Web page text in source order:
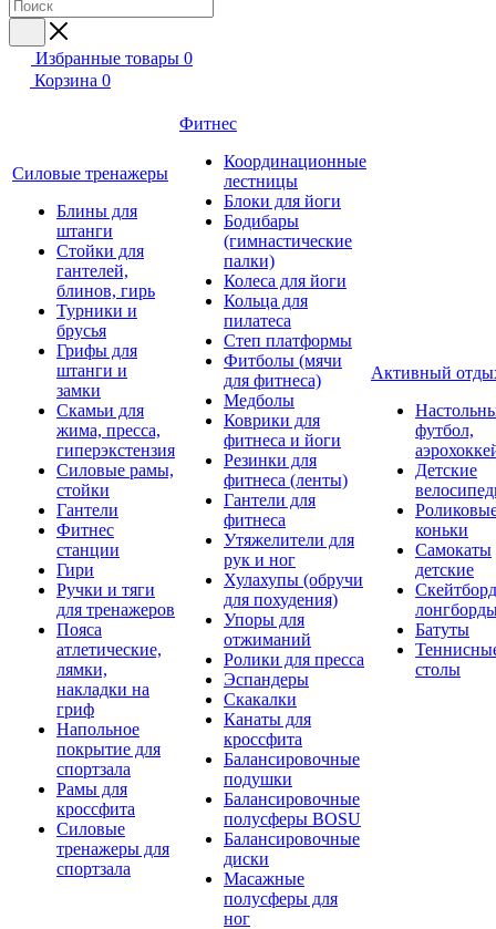
Избранные товары 0
Корзина 0
Силовые тренажеры
Блины для
штанги
Стойки для
гантелей,
блинов, гирь
Турники и
брусья
Грифы для
штанги и
замки
Скамьи для
жима, пресса,
гиперэкстензия
Силовые рамы,
стойки
Гантели
Фитнес
станции
Гири
Ручки и тяги
для тренажеров
Пояса
атлетические,
лямки,
накладки на
гриф
Напольное
покрытие для
спортзала
Рамы для
кроссфита
Силовые
тренажеры для
спортзала
Фитнес
Координационные
лестницы
Блоки для йоги
Бодибары
(гимнастические
палки)
Колеса для йоги
Кольца для
пилатеса
Степ платформы
Фитболы (мячи
для фитнеса)
Медболы
Коврики для
фитнеса и йоги
Резинки для
фитнеса (ленты)
Гантели для
фитнеса
Утяжелители для
рук и ног
Хулахупы (обручи
для похудения)
Упоры для
отжиманий
Ролики для пресса
Эспандеры
Скакалки
Канаты для
кроссфита
Балансировочные
подушки
Балансировочные
полусферы BOSU
Балансировочные
диски
Масажные
полусферы для
ног
Активный
футбол,
Детские
коньки
Самокаты
детские
Батуты
столы